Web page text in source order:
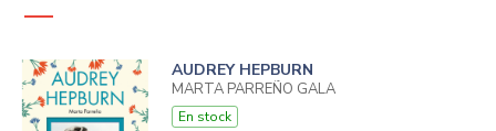
AUDREY HEPBURN
MARTA PARREÑO GALA
En stock